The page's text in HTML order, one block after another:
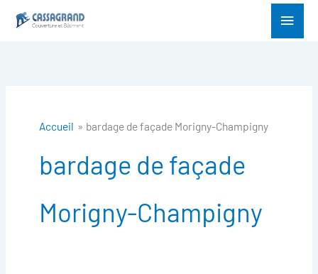
Menu
Accueil bardage de façade Morigny-Champigny
bardage de façade
Morigny-Champigny